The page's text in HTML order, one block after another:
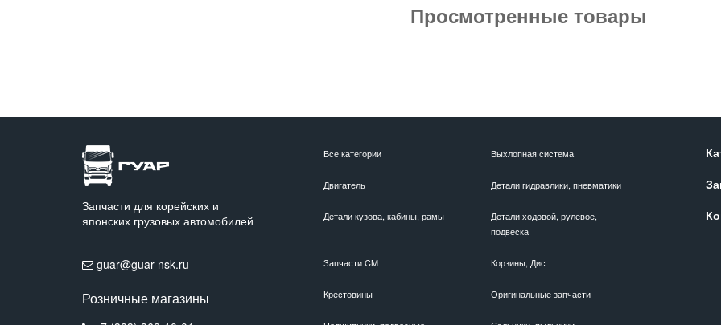
Просмотренные товары
Запчасти для корейских и
японских грузовых автомобилей
guar@guar-nsk.ru
Розничные магазины
Все категории Выхлопная система
Двигатель Детали гидравлики, пневматики
Детали кузова, кабины, рамы
Детали ходовой, рулевое,
подвеска
Запчасти CM Корзины, Дис
Крестовины Оригинальные запчасти